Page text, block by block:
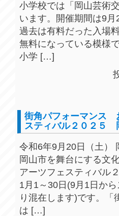
小学校では「岡山芸術
います。開催期間は9月
過去は有料だった入場
無料になっている模様
小学 […]
街角パフォーマンス
スティバル２０２５
令和6年9月20日（土）
岡山市を舞台にする文
アーツフェスティバル
1月1～30日(9月1日か
り混在します)です。「
は […]